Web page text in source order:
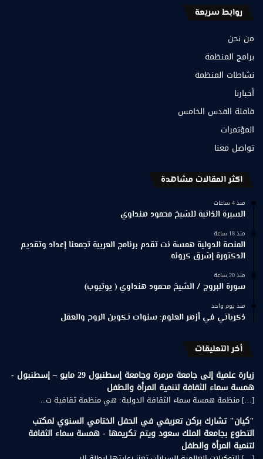
روابط سريعة
من نحن
برامج المنظمة
نشاطات المنظمة
أخبارنا
قافلة القدس الخامس
المؤتمرات
تواصل معنا
اكثر المقالات مشاهدة
منذ 4 ساعات
السيرة الذاتية للشيخ محمود هنداوي
منذ 18 ساعة
المنصة الدولية همسة نت تقدم برنامج العربية تجمعنا إعداد وتقديم
الدكتورة إشرق كرونه
منذ 20 ساعة
سورة البروج / الشيخ محمود هنداوي ( يوتيوب)
منذ يوم واحد
ذكرياتي في أزهر العلوم: سنوات تكوين الروح والعقل
أخر التعليقات
زيارة علمية إلى جامعة مرمرة وجامعة إسطنبول 29 مايو – إسطنبول -
همسة سماء الثقافة لتنمية المرأة والطفل
[…] منظمة همسة سماء الثقافة الدولية: هي منظمة ثقافية ت...
"كيان" تشارك بركن تعريفي في الحفل الختامي السنوي لمكتب
التطوع بجامعة الملك سعود ويتم تكريمها - همسة سماء الثقافة
لتنمية المرأة والطفل